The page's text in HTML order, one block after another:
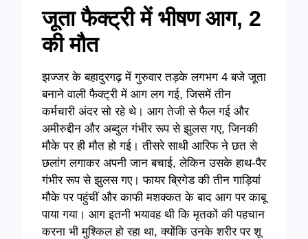
जूता फैक्ट्री में भीषण आग, 2
की मौत
झज्जर के बहादुरगढ़ में गुरुवार तड़के लगभग 4 बजे जूता
बनाने वाली फैक्ट्री में आग लग गई, जिसमें तीन
कर्मचारी अंदर सो रहे थे। आग तेजी से फैल गई और
अमीरुद्दीन और अब्दुल गंभीर रूप से झुलस गए, जिनकी
मौके पर ही मौत हो गई। तीसरे साथी आरिफ ने छत से
छलांग लगाकर अपनी जान बचाई, लेकिन उसके हाथ-पैर
गंभीर रूप से झुलस गए। फायर ब्रिगेड की तीन गाड़ियां
मौके पर पहुंचीं और काफी मशक्कत के बाद आग पर काबू
पाया गया। आग इतनी भयावह थी कि मृतकों की पहचान
करना भी मुश्किल हो रहा था, क्योंकि उनके शरीर पर शू